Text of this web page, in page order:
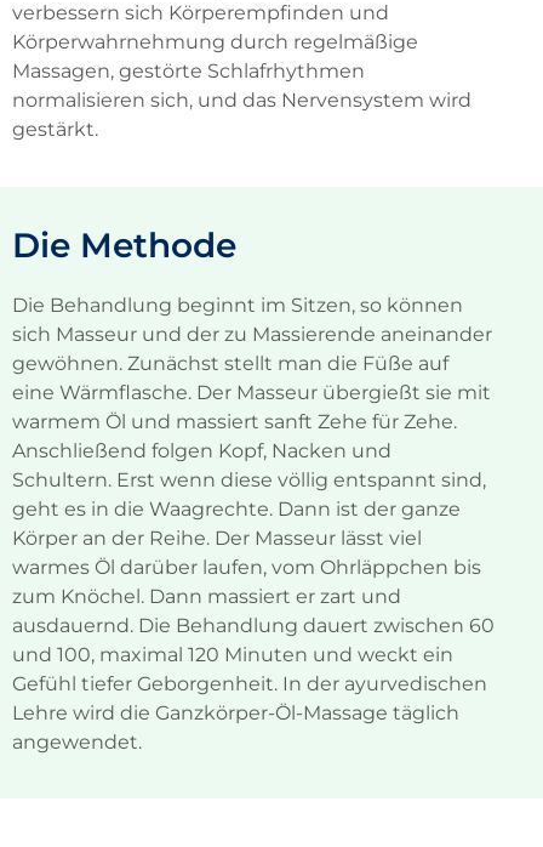
verbessern sich Körperempfinden und
Körperwahrnehmung durch regelmäßige
Massagen, gestörte Schlafrhythmen
normalisieren sich, und das Nervensystem wird
gestärkt.
Die Methode
Die Behandlung beginnt im Sitzen, so können
sich Masseur und der zu Massierende aneinander
gewöhnen. Zunächst stellt man die Füße auf
eine Wärmflasche. Der Masseur übergießt sie mit
warmem Öl und massiert sanft Zehe für Zehe.
Anschließend folgen Kopf, Nacken und
Schultern. Erst wenn diese völlig entspannt sind,
geht es in die Waagrechte. Dann ist der ganze
Körper an der Reihe. Der Masseur lässt viel
warmes Öl darüber laufen, vom Ohrläppchen bis
zum Knöchel. Dann massiert er zart und
ausdauernd. Die Behandlung dauert zwischen 60
und 100, maximal 120 Minuten und weckt ein
Gefühl tiefer Geborgenheit. In der ayurvedischen
Lehre wird die Ganzkörper-Öl-Massage täglich
angewendet.